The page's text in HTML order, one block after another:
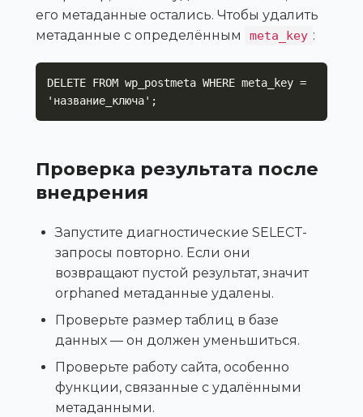
его метаданные остались. Чтобы удалить
метаданные с определённым
meta_key :
DELETE FROM wp_postmeta WHERE meta_key =
'название_ключа';
Проверка результата после
внедрения
Запустите диагностические SELECT-
запросы повторно. Если они
возвращают пустой результат, значит
orphaned метаданные удалены.
Проверьте размер таблиц в базе
данных — он должен уменьшиться.
Проверьте работу сайта, особенно
функции, связанные с удалёнными
метаданными.